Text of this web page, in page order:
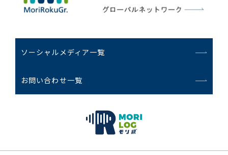
ソーシャルメディア一覧
お問い合わせ一覧